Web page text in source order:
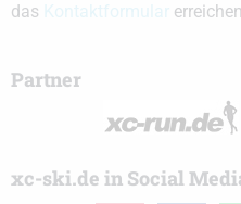
das
Partner
xc-ski.de in Social